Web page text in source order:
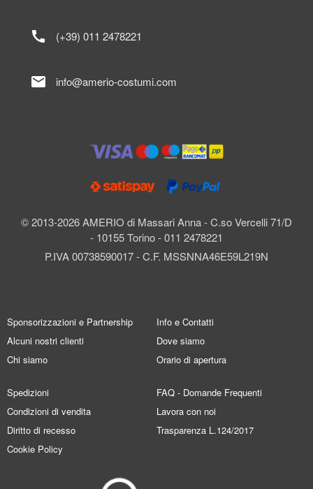
© 2013-2026 AMERIO di Massari Anna - C.so Vercelli 71/D
- 10155 Torino - 011 2478221
P.IVA 00738590017 - C.F. MSSNNA46E59L219N
call (+39) 011 2478221
mail info@amerio-costumi.com
Sponsorizzazioni e Partnership
Alcuni nostri clienti
Chi siamo
Info e Contatti
Dove siamo
Orario di apertura
Spedizioni
Condizioni di vendita
Diritto di recesso
Cookie Policy
FAQ - Domande Frequenti
Lavora con noi
Trasparenza L.124/2017